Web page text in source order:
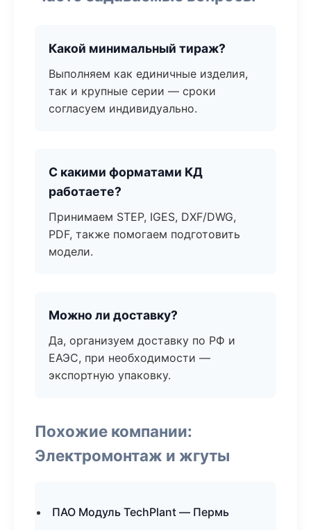
Какой минимальный тираж?
Выполняем как единичные изделия,
так и крупные серии — сроки
согласуем индивидуально.
С какими форматами КД
работаете?
Принимаем STEP, IGES, DXF/DWG,
PDF, также помогаем подготовить
модели.
Можно ли доставку?
Да, организуем доставку по РФ и
ЕАЭС, при необходимости —
экспортную упаковку.
Похожие компании:
Электромонтаж и жгуты
ПАО Модуль TechPlant — Пермь